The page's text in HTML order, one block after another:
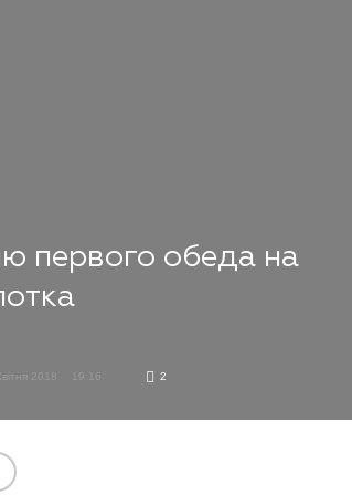
первого обеда на
19:16 2